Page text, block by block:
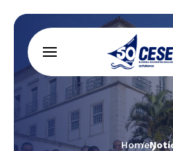
Home